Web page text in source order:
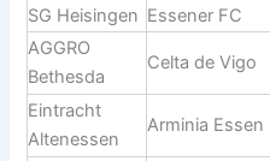
SG Heisingen Essener FC
AGGRO
Bethesda
Celta de Vigo
Eintracht
Altenessen
Arminia Essen